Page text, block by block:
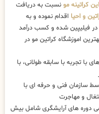
کراتینه مو نسبت به دریافت
و احیا اقدام نموده و به
در فیلیپین شده و کسب درآمد
اموزشگاه کراتین مو در
با تجربه با سابقه طولانی، با
سازمان فنی و حرفه ای با
و مهاجرت
دوره های آرایشگری شامل بیش